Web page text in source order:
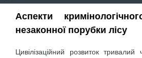
Аспекти
незаконної порубки лісу
Цивілізаційний розвиток тривалий